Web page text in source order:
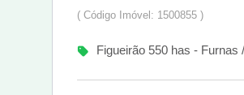
( Código Imóvel: 1500855 )
Figueirão 550 has - Furnas